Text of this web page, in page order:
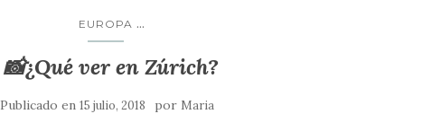
EUROPA ...
📸¿Qué ver en Zúrich?
Publicado en 15 julio, 2018 por Maria